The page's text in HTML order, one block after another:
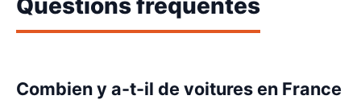
Combien y a-t-il de voitures en France